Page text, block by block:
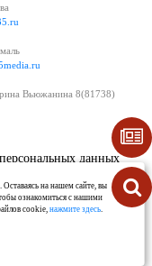
Вьюжанина 8(81738)
данных
на нашем сайте, вы
ознакомиться с нашими
cookie,нажмите здесь.